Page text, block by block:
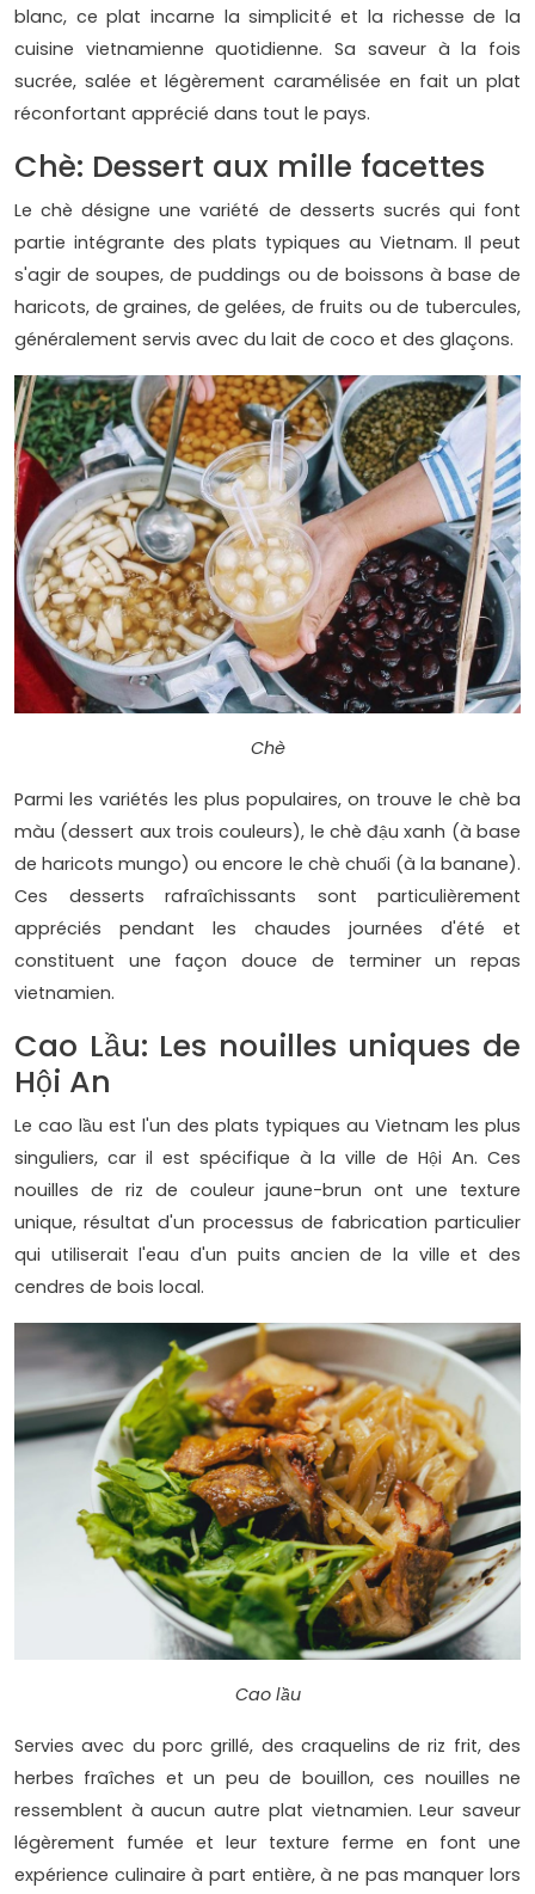
blanc, ce plat incarne la simplicité et la richesse de la
cuisine vietnamienne quotidienne. Sa saveur à la fois
sucrée, salée et légèrement caramélisée en fait un plat
réconfortant apprécié dans tout le pays.
Chè: Dessert aux mille facettes
Le chè désigne une variété de desserts sucrés qui font
partie intégrante des plats typiques au Vietnam. Il peut
s'agir de soupes, de puddings ou de boissons à base de
haricots, de graines, de gelées, de fruits ou de tubercules,
généralement servis avec du lait de coco et des glaçons.
Chè
Parmi les variétés les plus populaires, on trouve le chè ba
màu (dessert aux trois couleurs), le chè đậu xanh (à base
de haricots mungo) ou encore le chè chuối (à la banane).
Ces desserts rafraîchissants sont particulièrement
appréciés pendant les chaudes journées d'été et
constituent une façon douce de terminer un repas
vietnamien.
Cao Lầu: Les nouilles uniques de
Hội An
Le cao lầu est l'un des plats typiques au Vietnam les plus
singuliers, car il est spécifique à la ville de Hội An. Ces
nouilles de riz de couleur jaune-brun ont une texture
unique, résultat d'un processus de fabrication particulier
qui utiliserait l'eau d'un puits ancien de la ville et des
cendres de bois local.
Cao lầu
Servies avec du porc grillé, des craquelins de riz frit, des
herbes fraîches et un peu de bouillon, ces nouilles ne
ressemblent à aucun autre plat vietnamien. Leur saveur
légèrement fumée et leur texture ferme en font une
expérience culinaire à part entière, à ne pas manquer lors